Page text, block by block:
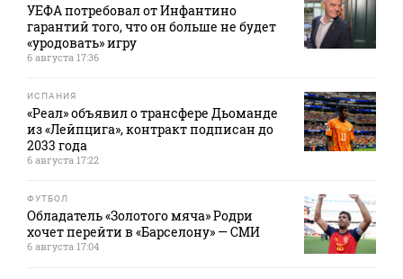
УЕФА потребовал от Инфантино
гарантий того, что он больше не будет
«уродовать» игру
6 августа 17:36
ИСПАНИЯ
«Реал» объявил о трансфере Дьоманде
из «Лейпцига», контракт подписан до
2033 года
6 августа 17:22
ФУТБОЛ
Обладатель «Золотого мяча» Родри
хочет перейти в «Барселону» — СМИ
6 августа 17:04